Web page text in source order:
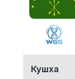
Кушха